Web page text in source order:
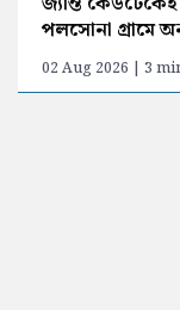
পলসোনা গ্রামে
02 Aug 2026 | 3